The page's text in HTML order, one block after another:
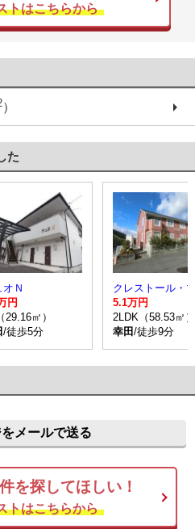
トはこちらから
）
た
Ｎ
円
29.16㎡）
/徒歩5分
クレストール・
5.1万円
2LDK（58.53㎡）
幸田/徒歩9分
メールで送る
を探してほしい！
トはこちらから